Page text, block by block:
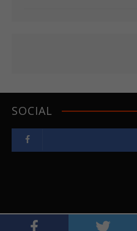
SOCIAL